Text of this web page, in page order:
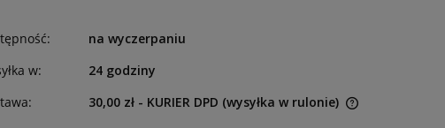
na wyczerpaniu
w:
24 godziny
30,00 zł - KURIER DPD (wysyłka w rulonie)